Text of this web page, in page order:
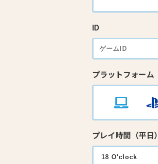
ID
プラットフォーム
プレイ時間（平日）